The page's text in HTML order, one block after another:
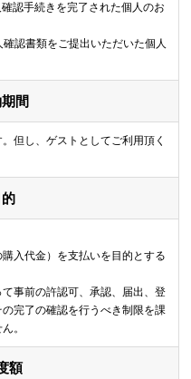
認手続きを完了された個人のお
認書類をご提出いただいた個人
間
但し、ゲストとしてご利用頂く
入代金）を支払いを目的とする
事前の許認可、承認、届出、登
完了の確認を行うべき制限を課
。
額